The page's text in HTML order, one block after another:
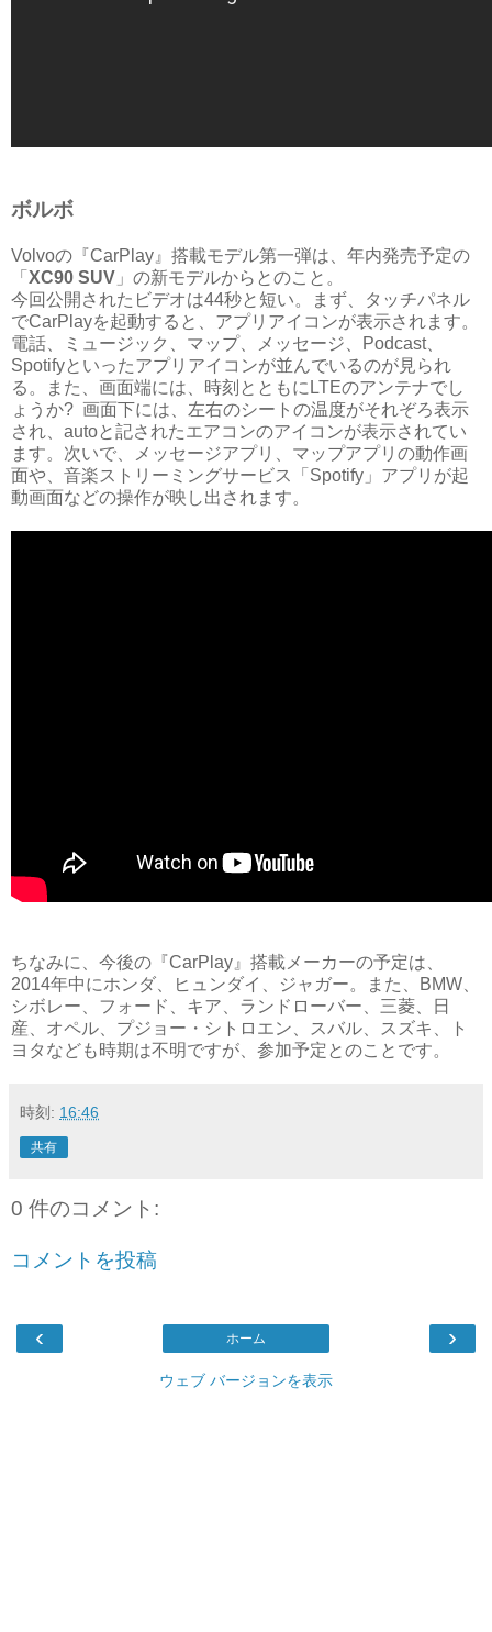
ボルボ
Volvoの『CarPlay』搭載モデル第一弾は、年内発売予定の
「 XC90 SUV 」の新モデルからとのこと。
今回公開されたビデオは44秒と短い。まず、タッチパネル
でCarPlayを起動すると、アプリアイコンが表示されます。
電話、ミュージック、マップ、メッセージ、Podcast、
Spotifyといったアプリアイコンが並んでいるのが見られ
る。また、画面端には、時刻とともにLTEのアンテナでし
ょうか? 画面下には、左右のシートの温度がそれぞろ表示
され、autoと記されたエアコンのアイコンが表示されてい
ます。次いで、メッセージアプリ、マップアプリの動作画
面や、音楽ストリーミングサービス「Spotify」アプリが起
動画面などの操作が映し出されます。
ちなみに、今後の『CarPlay』搭載メーカーの予定は、
2014年中にホンダ、ヒュンダイ、ジャガー。また、BMW、
シボレー、フォード、キア、ランドローバー、三菱、日
産、オペル、プジョー・シトロエン、スバル、スズキ、ト
ヨタなども時期は不明ですが、参加予定とのことです。
時刻: 16:46
共有
0 件のコメント:
コメントを投稿
‹ ›
ホーム
ウェブ バージョンを表示